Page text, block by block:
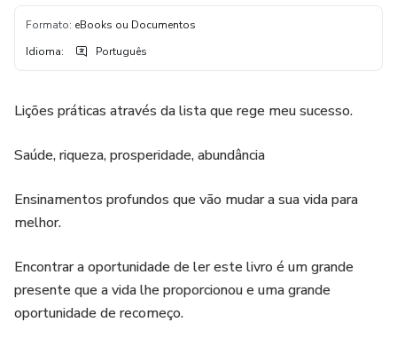
Formato: eBooks ou Documentos
Idioma: Português
Lições práticas através da lista que rege meu sucesso.
Saúde, riqueza, prosperidade, abundância
Ensinamentos profundos que vão mudar a sua vida para
melhor.
Encontrar a oportunidade de ler este livro é um grande
presente que a vida lhe proporcionou e uma grande
oportunidade de recomeço.